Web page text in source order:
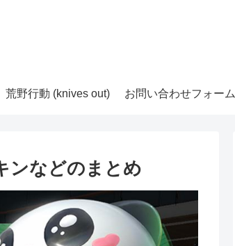
荒野行動 (knives out) お問い合わせフォーム
などのまとめ